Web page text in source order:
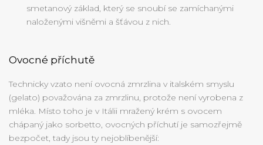
smetanový základ, který se snoubí se zamíchanými
naloženými višněmi a šťávou z nich.
Ovocné příchutě
Technicky vzato není ovocná zmrzlina v italském smyslu
(gelato) považována za zmrzlinu, protože není vyrobena z
mléka. Místo toho je v Itálii mražený krém s ovocem
chápaný jako sorbetto, ovocných příchutí je samozřejmě
bezpočet, tady jsou ty nejoblíbenější: